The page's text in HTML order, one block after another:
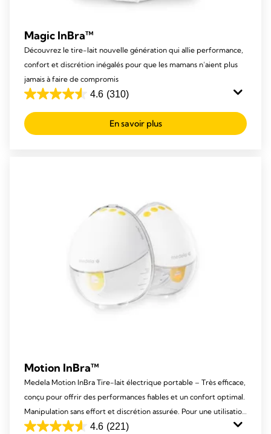
Magic InBra™
Découvrez le tire-lait nouvelle génération qui allie performance,
confort et discrétion inégalés pour que les mamans n’aient plus
jamais à faire de compromis
4.6 (310)
4.6
out
of
En savoir plus
Motion InBra™
Medela Motion InBra Tire-lait électrique portable – Très efficace,
conçu pour offrir des performances fiables et un confort optimal.
Manipulation sans effort et discrétion assurée. Pour une utilisation
quotidienne à la maison, au travail ou en déplacement.
4.6 (221)